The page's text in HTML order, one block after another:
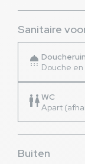
Sanitaire
shower Douche
wcWC
Apart
Buiten